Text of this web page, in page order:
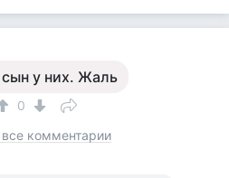
у них. Жаль
0
все комментарии